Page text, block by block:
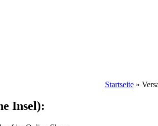
Startseite»
Insel):